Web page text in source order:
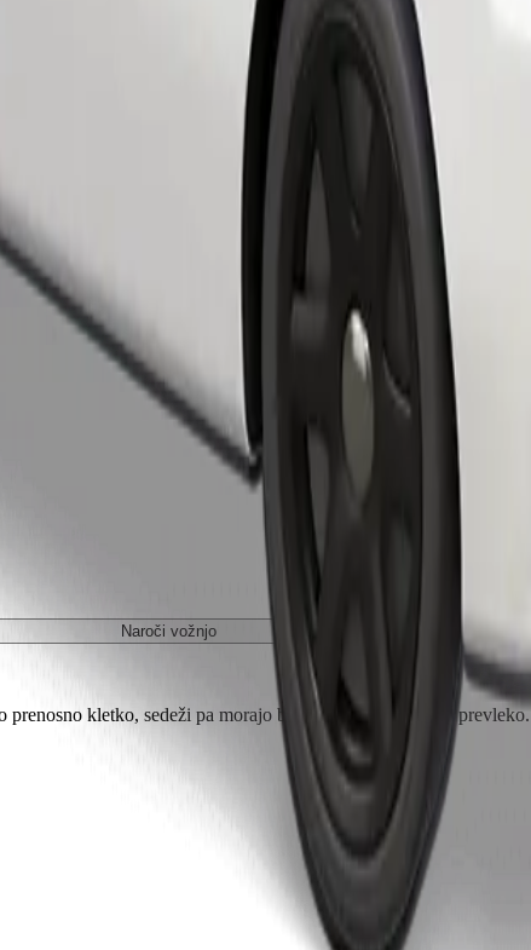
Naroči vožnjo
kletko, sedeži pa morajo biti zaščiteni s odejo ali prevleko.